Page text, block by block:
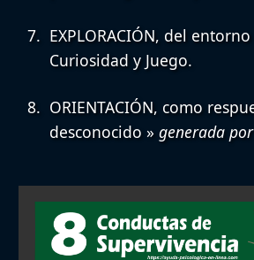
EXPLORACIÓN, del entorno
Curiosidad y Juego.
ORIENTACIÓN, como
desconocido » generada por